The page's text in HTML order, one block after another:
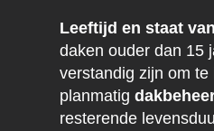
Leeftijd en staat
daken ouder dan 15
verstandig zijn om te
planmatig
resterende